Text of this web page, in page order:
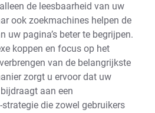
de leesbaarheid van uw
ook zoekmachines helpen de
uw pagina’s beter te begrijpen.
koppen en focus op het
van de belangrijkste
zorgt u ervoor dat uw
aan een
die zowel gebruikers